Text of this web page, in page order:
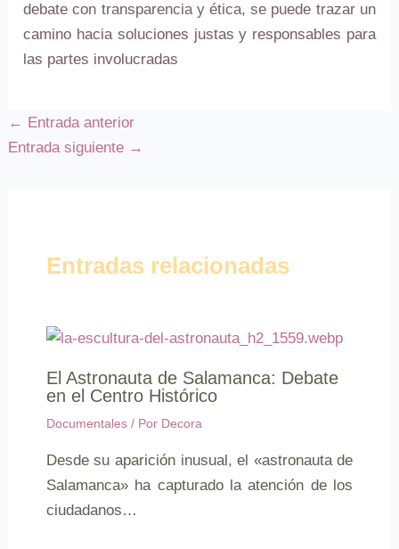
debate con transparencia y ética, se puede trazar un
camino hacia soluciones justas y responsables para
las partes involucradas
← Entrada anterior
Entrada siguiente →
Entradas relacionadas
El Astronauta de Salamanca: Debate
en el Centro Histórico
Documentales/ Por Decora
Desde su aparición inusual, el «astronauta de
Salamanca» ha capturado la atención de los
ciudadanos…